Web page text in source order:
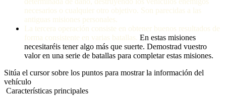
necesarios o cualquier otro objetivo. Son parecidas a las
antiguas misiones personales.
La tercera operación consiste en obtener buenos resultados de
forma consistente en varias batallas. En estas misiones
necesitaréis tener algo más que suerte. Demostrad vuestro
valor en una serie de batallas para completar estas misiones.
Sitúa el cursor sobre los puntos para mostrar la información del
vehículo
Características principales